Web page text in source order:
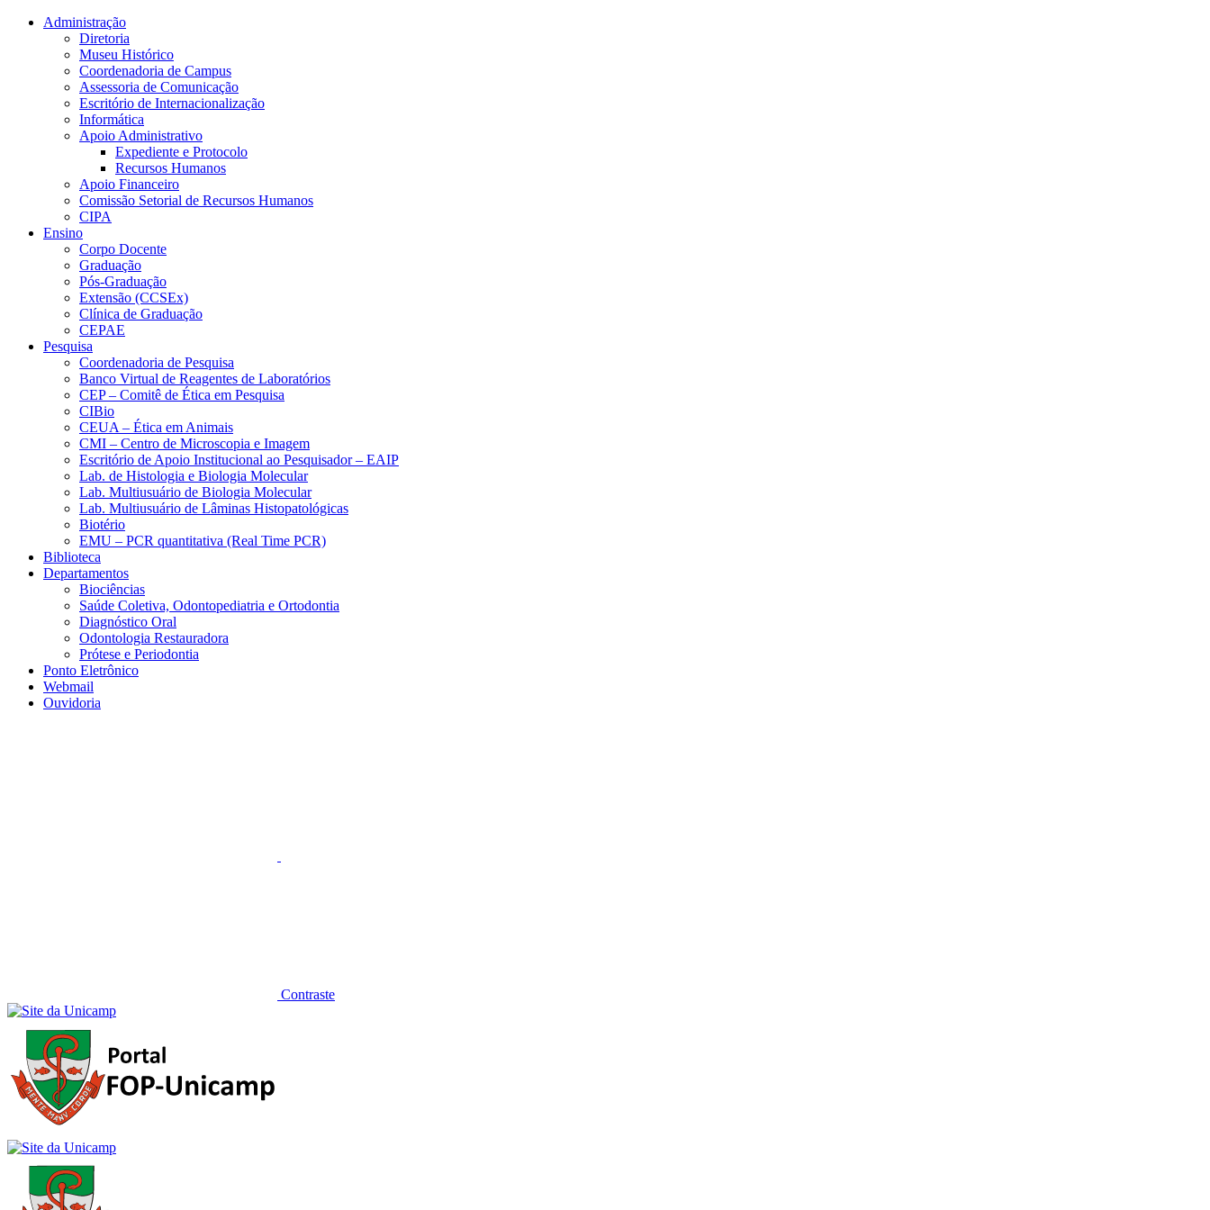
Conteúdo principal Menu principal
Administração
Diretoria
Museu Histórico
Coordenadoria de Campus
Assessoria de Comunicação
Escritório de Internacionalização
Informática
Apoio Administrativo
Expediente e Protocolo
Recursos Humanos
Apoio Financeiro
Comissão Setorial de Recursos Humanos
CIPA
Ensino
Corpo Docente
Graduação
Pós-Graduação
Extensão (CCSEx)
Clínica de Graduação
CEPAE
Pesquisa
Coordenadoria de Pesquisa
Banco Virtual de Reagentes de Laboratórios
CEP – Comitê de Ética em Pesquisa
CIBio
CEUA – Ética em Animais
CMI – Centro de Microscopia e Imagem
Escritório de Apoio Institucional ao Pesquisador – EAIP
Lab. de Histologia e Biologia Molecular
Lab. Multiusuário de Biologia Molecular
Lab. Multiusuário de Lâminas Histopatológicas
Biotério
EMU – PCR quantitativa (Real Time PCR)
Biblioteca
Departamentos
Biociências
Saúde Coletiva, Odontopediatria e Ortodontia
Diagnóstico Oral
Odontologia Restauradora
Prótese e Periodontia
Ponto Eletrônico
Webmail
Ouvidoria
Contraste